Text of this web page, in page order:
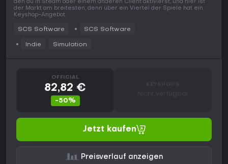
den du in Steam oder einem anderen Client aktivierst, und hier ist
der Markt am breitesten, denn über ein Viertel der Spiele hat ein
Keyshop-Angebot.
SCS Software SCS Software
Indie Simulation
OFFICIAL
82,82 €
-50%
Nicht verfügbar
Jetzt kaufen
Preisverlauf anzeigen